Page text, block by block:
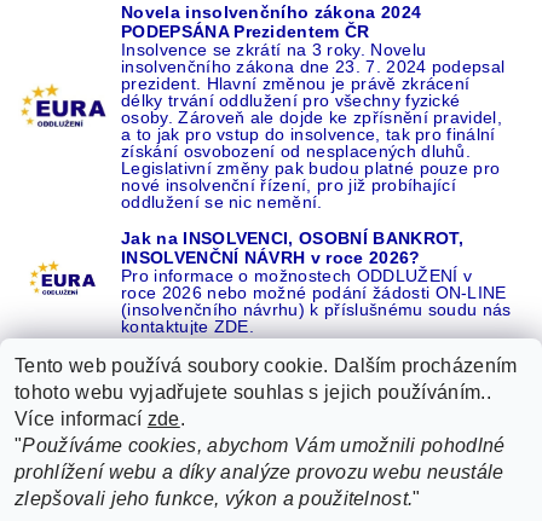
Novela insolvenčního zákona 2024
PODEPSÁNA Prezidentem ČR
Insolvence se zkrátí na 3 roky. Novelu
insolvenčního zákona dne 23. 7. 2024 podepsal
prezident. Hlavní změnou je právě zkrácení
délky trvání oddlužení pro všechny fyzické
osoby. Zároveň ale dojde ke zpřísnění pravidel,
a to jak pro vstup do insolvence, tak pro finální
získání osvobození od nesplacených dluhů.
Legislativní změny pak budou platné pouze pro
nové insolvenční řízení, pro již probíhající
oddlužení se nic nemění.
Jak na INSOLVENCI, OSOBNÍ BANKROT,
INSOLVENČNÍ NÁVRH v roce 2026?
Pro informace o možnostech ODDLUŽENÍ v
roce 2026 nebo možné podání žádosti ON-LINE
(insolvenčního návrhu) k příslušnému soudu nás
kontaktujte ZDE.
Recenze o NÁS na GOOGLE 16 let REFERENCÍ v celé ČR |
Recenze o NÁS na SEZNAMU |
ŽÁDEJTE život BEZ DLUHŮ nebo EXEKUCÍ ZDE
Tento web používá soubory cookie. Dalším procházením
tohoto webu vyjadřujete souhlas s jejich používáním..
Více informací zde.
"Používáme cookies, abychom Vám umožnili pohodlné
prohlížení webu a díky analýze provozu webu neustále
zlepšovali jeho funkce, výkon a použitelnost."